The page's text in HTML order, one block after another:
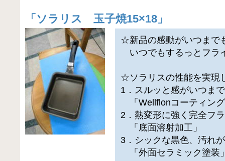
「 ソラリス 玉子焼15×18 」
☆新品の感動がいつまで
いつでもするっとフラ
☆ソラリスの性能を実現
1．スルッと感がいつま
「Wellflonコーティン
2．熱変形に強く完全フ
「底面溶射加工」
3．シックな黒色、汚れ
「外面セラミック塗装